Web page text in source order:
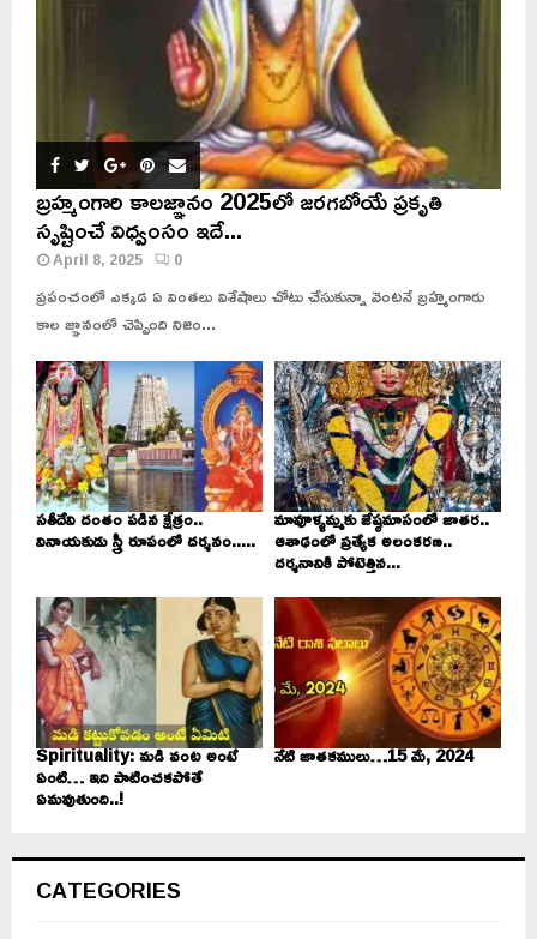
బ్రహ్మంగారి కాలజ్ఞానం 2025లో జరగబోయే ప్రకృతి
సృష్టించే విధ్వంసం ఇదే...
April 8, 2025 0
ప్రపంచంలో ఎక్కడ ఏ వింతలు విశేషాలు చోటు చేసుకున్నా వెంటనే బ్రహ్మంగారు
కాల జ్ఞానంలో చెప్పింది నిజం...
సతీదేవి దంతం పడిన క్షేత్రం..
వినాయకుడు స్త్రీ రూపంలో దర్శనం.....
మావూళ్ళమ్మకు జేష్ఠమాసంలో జాతర..
ఆశాఢంలో ప్రత్యేక అలంకరణ..
దర్శనానికి పోటెత్తిన...
Spirituality: మడి వంట అంటే
ఏంటి… ఇది పాటించకపోతే
ఏమవుతుంది..!
నేటి జాతకములు…15 మే, 2024
CATEGORIES